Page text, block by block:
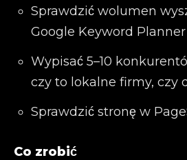
Sprawdzić wolumen
Google Keyword Planner
Wypisać 5–10
czy to lokalne firmy, czy
Sprawdzić stronę w
Co zrobić